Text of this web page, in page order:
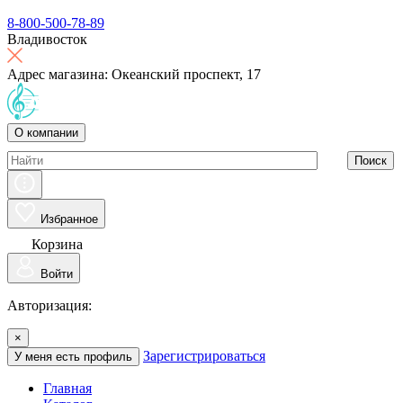
8-800-500-78-89
Владивосток
Адрес магазина: Океанский проспект, 17
О компании
Поиск
Избранное
Корзина
Войти
Авторизация:
×
У меня есть профиль
Зарегистрироваться
Главная